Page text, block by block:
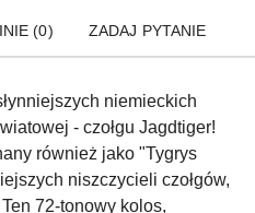
(0) ZADAJ PYTANIE
niemieckich
- czołgu Jagdtiger!
również jako "Tygrys
niszczycieli czołgów,
72-tonowy kolos,